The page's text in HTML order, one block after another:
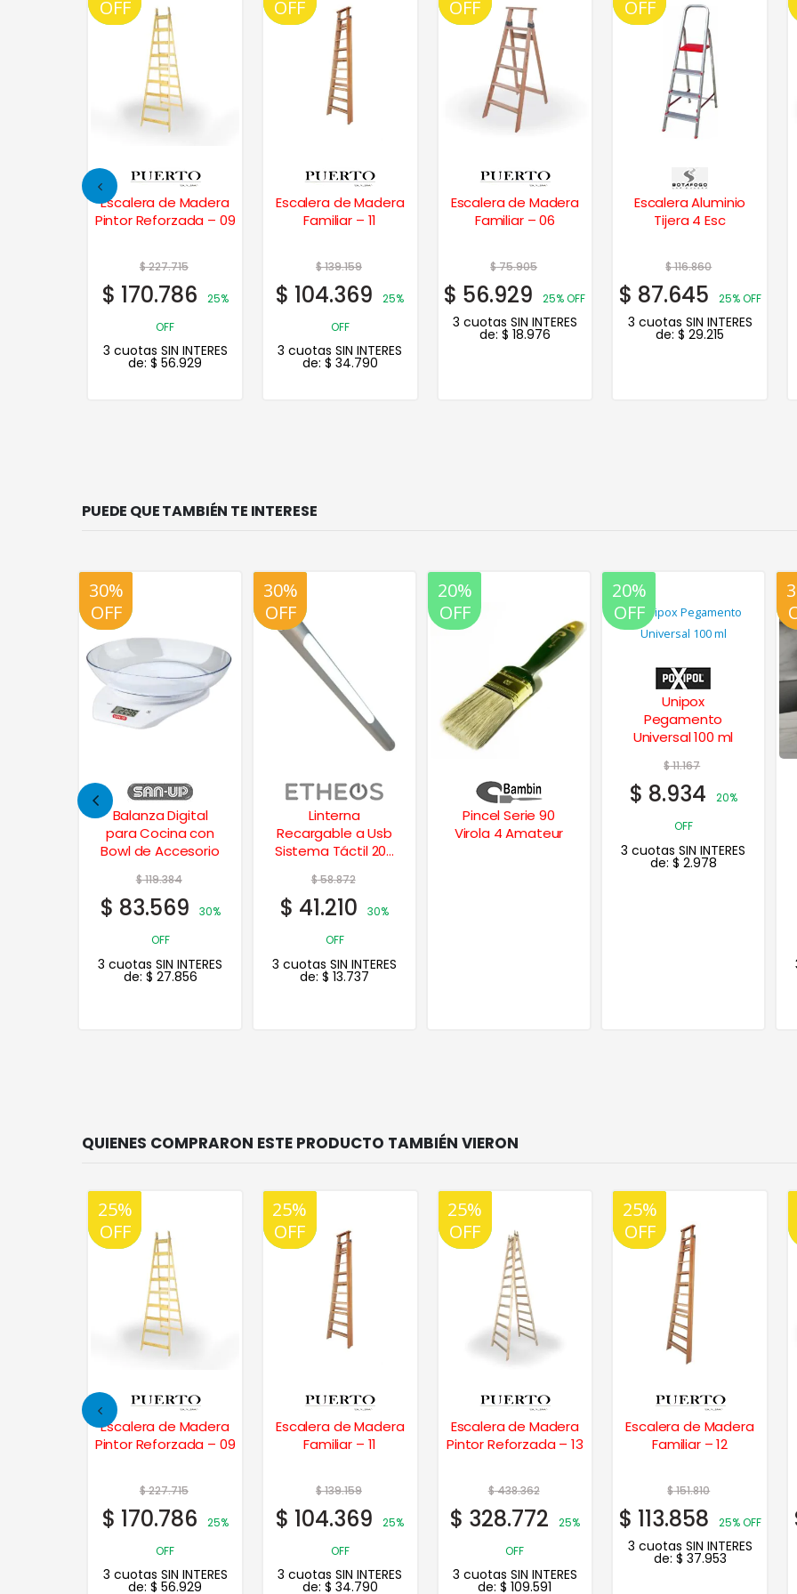
OFF
OFF
Escalera de Madera
Pintor Reforzada – 09
$227.715
$ 170.786
25%
OFF
3 cuotas SIN INTERES
de:$ 56.929
OFF
OFF
Escalera de Madera
Familiar – 11
$139.159
$ 104.369
25%
OFF
3 cuotas SIN INTERES
de: $ 34.790
OFF
OFF
Escalera de Madera
Familiar – 06
$75.905
$ 56.929 25% OFF
3 cuotas SIN INTERES
de: $ 18.976
OFF
OFF
Escalera Aluminio
Tijera 4 Esc
$116.860
$ 87.645 25% OFF
3 cuotas SIN INTERES
de:$ 29.215
PUEDE QUE TAMBIÉN TE INTERESE
30%
OFF
20%
OFF
Linterna
Recargable a Usb
Sistema Táctil 200
$58.872
$ 41.210
30%
OFF
3 cuotas SIN INTERES
de:$ 13.737
20%
OFF
Pincel Serie 90
Virola 4 Amateur
20%
OFF
Unipox
Pegamento
Universal 100 ml
8.934
20%
OFF
30%
OFF
20%
OFF
Secaplatos 2
Niveles
25%
OFF
20%
OFF
Escalera de Madera
Pintor Reforzada – 09
$227.715
$ 170.786
25%
OFF
3 cuotas SIN INTERES
de:$ 56.929
25%
OFF
20%
OFF
Escalera de Madera
Familiar – 11
$139.159
$ 104.369
25%
OFF
3 cuotas SIN INTERES
de: $ 34.790
25%
OFF
20%
OFF
Escalera de Madera
Pintor Reforzada – 13
$438.362
$ 328.772
25%
OFF
3 cuotas SIN INTERES
de:$ 109.591
25%
OFF
20%
OFF
Escalera de Madera
Familiar – 12
$151.810
$ 113.858 25% OFF
3 cuotas SIN INTERES
de: $ 37.953